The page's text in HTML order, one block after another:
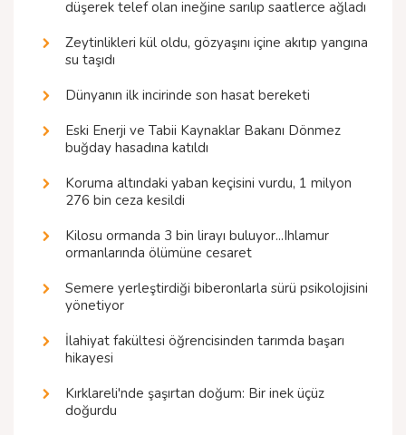
düşerek telef olan ineğine sarılıp saatlerce ağladı
Zeytinlikleri kül oldu, gözyaşını içine akıtıp yangına
su taşıdı
Dünyanın ilk incirinde son hasat bereketi
Eski Enerji ve Tabii Kaynaklar Bakanı Dönmez
buğday hasadına katıldı
Koruma altındaki yaban keçisini vurdu, 1 milyon
276 bin ceza kesildi
Kilosu ormanda 3 bin lirayı buluyor...Ihlamur
ormanlarında ölümüne cesaret
Semere yerleştirdiği biberonlarla sürü psikolojisini
yönetiyor
İlahiyat fakültesi öğrencisinden tarımda başarı
hikayesi
Kırklareli'nde şaşırtan doğum: Bir inek üçüz
doğurdu